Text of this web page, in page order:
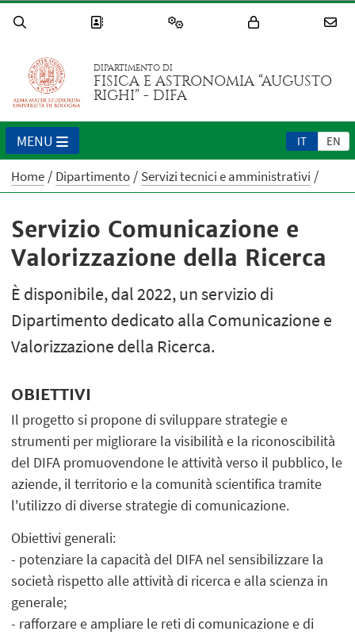
DIPARTIMENTO DI
FISICA E ASTRONOMIA “AUGUSTO
RIGHI” - DIFA
IT EN
MENU
Home Dipartimento Servizi tecnici e amministrativi
Servizio Comunicazione e
Valorizzazione della Ricerca
È disponibile, dal 2022, un servizio di
Dipartimento dedicato alla Comunicazione e
Valorizzazione della Ricerca.
OBIETTIVI
Il progetto si propone di sviluppare strategie e
strumenti per migliorare la visibilità e la riconoscibilità
del DIFA promuovendone le attività verso il pubblico, le
aziende, il territorio e la comunità scientifica tramite
l'utilizzo di diverse strategie di comunicazione.
Obiettivi generali:
- potenziare la capacità del DIFA nel sensibilizzare la
società rispetto alle attività di ricerca e alla scienza in
generale;
- rafforzare e ampliare le reti di comunicazione e di